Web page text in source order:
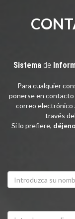
Sistema de
Para cualquier
ponerse en
correo electrónico
través
Si lo prefiere,